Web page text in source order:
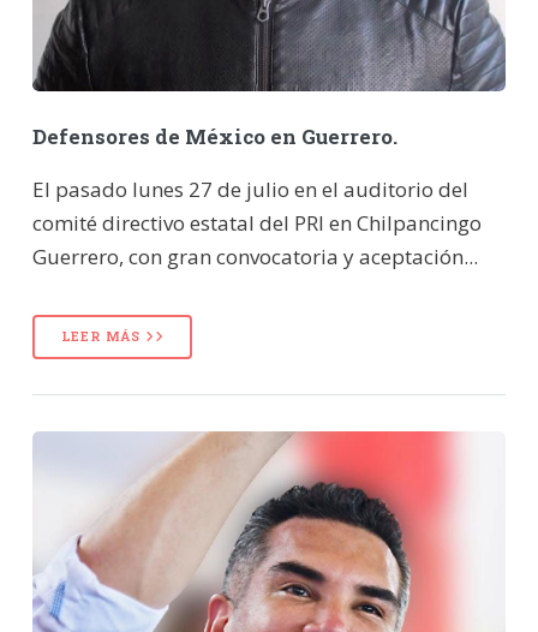
Defensores de México en Guerrero.
El pasado lunes 27 de julio en el auditorio del
comité directivo estatal del PRI en Chilpancingo
Guerrero, con gran convocatoria y aceptación...
LEER MÁS